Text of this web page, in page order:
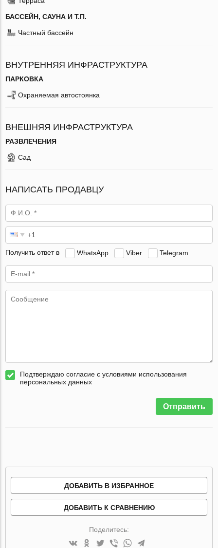
БАССЕЙН, САУНА И Т.П.
Частный бассейн
ВНУТРЕННЯЯ ИНФРАСТРУКТУРА
ПАРКОВКА
Охраняемая автостоянка
ВНЕШНЯЯ ИНФРАСТРУКТУРА
РАЗВЛЕЧЕНИЯ
Сад
НАПИСАТЬ ПРОДАВЦУ
Получить ответ в WhatsApp Viber Telegram
Подтверждаю согласие с условиями использования
персональных данных
Отправить
ДОБАВИТЬ В ИЗБРАННОЕ
ДОБАВИТЬ К СРАВНЕНИЮ
Поделитесь: